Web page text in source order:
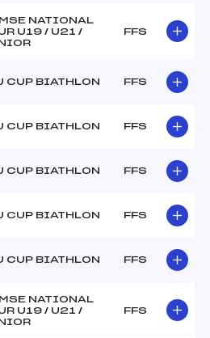
NATIONAL
U19 / U21 /
FFS
CUP BIATHLON FFS
CUP BIATHLON FFS
CUP BIATHLON FFS
CUP BIATHLON FFS
CUP BIATHLON FFS
NATIONAL
U19 / U21 /
FFS